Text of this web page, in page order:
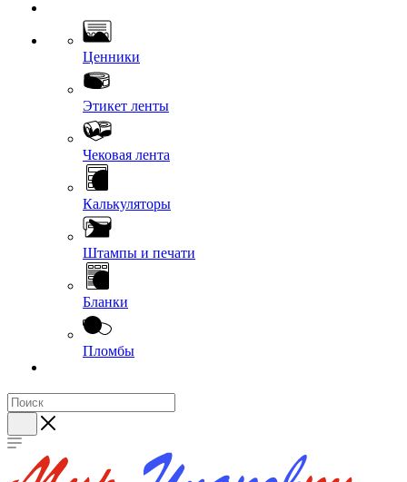
Ценники
Этикет ленты
Чековая лента
Калькуляторы
Штампы и печати
Бланки
Пломбы